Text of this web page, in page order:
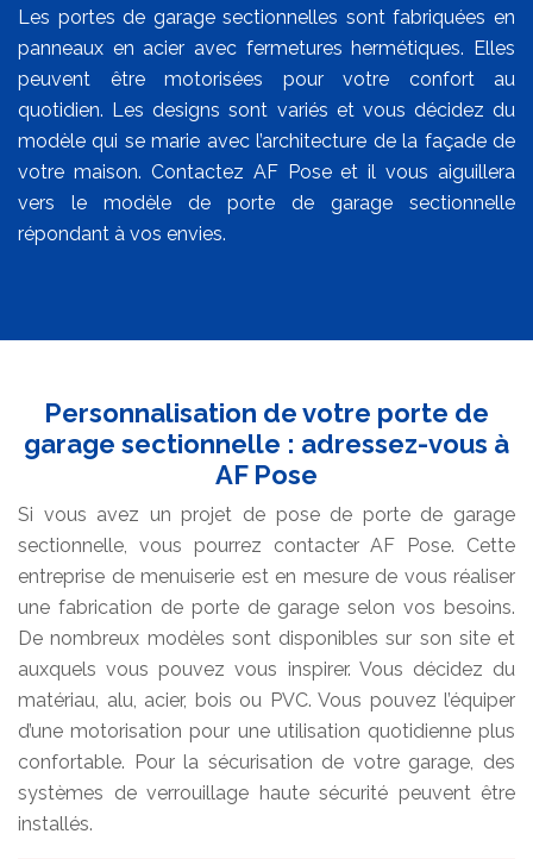
Les portes de garage sectionnelles sont fabriquées en
panneaux en acier avec fermetures hermétiques. Elles
peuvent être motorisées pour votre confort au
quotidien. Les designs sont variés et vous décidez du
modèle qui se marie avec l’architecture de la façade de
votre maison. Contactez AF Pose et il vous aiguillera
vers le modèle de porte de garage sectionnelle
répondant à vos envies.
Personnalisation de votre porte de
garage sectionnelle : adressez-vous à
AF Pose
Si vous avez un projet de pose de porte de garage
sectionnelle, vous pourrez contacter AF Pose. Cette
entreprise de menuiserie est en mesure de vous réaliser
une fabrication de porte de garage selon vos besoins.
De nombreux modèles sont disponibles sur son site et
auxquels vous pouvez vous inspirer. Vous décidez du
matériau, alu, acier, bois ou PVC. Vous pouvez l’équiper
d’une motorisation pour une utilisation quotidienne plus
confortable. Pour la sécurisation de votre garage, des
systèmes de verrouillage haute sécurité peuvent être
installés.